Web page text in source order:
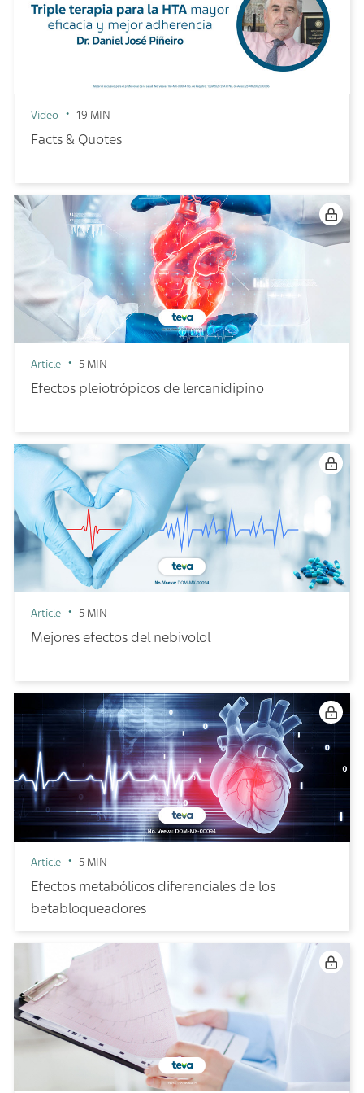
Video 19 MIN
Facts & Quotes
Article 5 MIN
Efectos pleiotrópicos de lercanidipino
Article 5 MIN
Mejores efectos del nebivolol
Article 5 MIN
Efectos metabólicos diferenciales de los
betabloqueadores